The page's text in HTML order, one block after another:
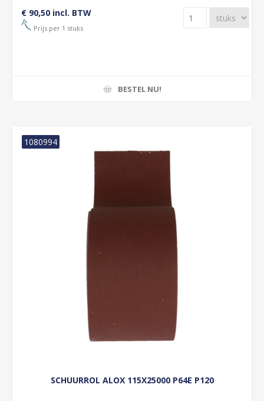
€ 90,50 incl. BTW
Prijs per 1 stuks
BESTEL NU!
SCHUURROL ALOX 115X25000 P64E P120
1080994